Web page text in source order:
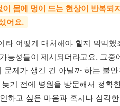
이 몸에 멍이 드는 현상이 반복되
어요.
라 어떻게 대처해야 할지 막막했
능성들이 제시되더라고요. 그중
문제가 생긴 건 아닐까 하는 불
기 전에 병원을 방문해서 정확
하고 싶은 마음과 혹시나 심각